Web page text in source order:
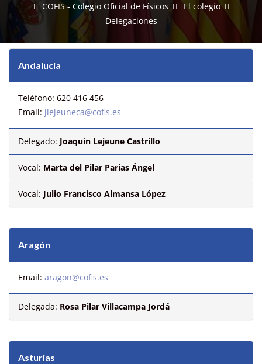
COFIS - Colegio Oficial de Físicos
El colegio
Delegaciones
Andalucía
Teléfono: 620 416 456
Email: jlejeuneca@cofis.es
Delegado: Joaquín Lejeune Castrillo
Vocal: Marta del Pilar Parias Ángel
Vocal: Julio Francisco Almansa López
Aragón
Email: aragon@cofis.es
Delegada: Rosa Pilar Villacampa Jordá
Asturias